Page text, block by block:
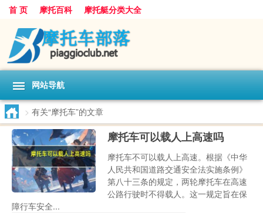
首 页 摩托百科 摩托艇分类大全
网站导航
> 有关“摩托车”的文章
摩托车可以载人上高速吗
摩托车不可以载人上高速。根据《中华
人民共和国道路交通安全法实施条例》
第八十三条的规定，两轮摩托车在高速
公路行驶时不得载人。这一规定旨在保
障行车安全...